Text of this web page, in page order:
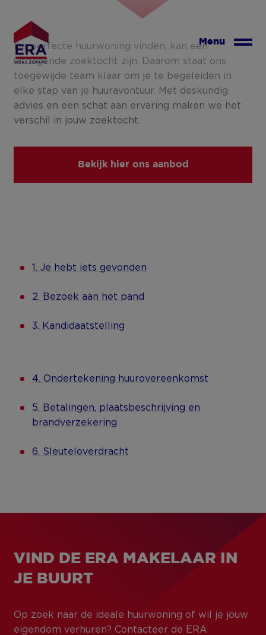
inhoud
gaan
Menu
De perfecte huurwoning vinden, kan een
uitdagende zoektocht zijn. Daarom staat ons
toegewijde team klaar om je te begeleiden in
elke stap van je huuravontuur. Met deskundig
advies en een schat aan ervaring maken we het
verschil in jouw zoektocht.
Bekijk hier ons aanbod
1. Je hebt iets gevonden
2. Bezoek aan het pand
3. Kandidaatstelling
4. Ondertekening huurovereenkomst
5. Betalingen, plaatsbeschrijving en
brandverzekering
6. Sleuteloverdracht
VIND DE ERA MAKELAAR IN
JE BUURT
Op zoek naar de ideale huurwoning of wil je jouw
eigendom verhuren? Contacteer de ERA